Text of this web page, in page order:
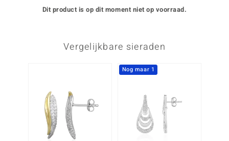
Dit product is op dit moment niet op voorraad.
Vergelijkbare sieraden
Nog maar 1